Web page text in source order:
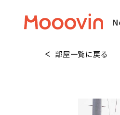
部屋一覧に戻る